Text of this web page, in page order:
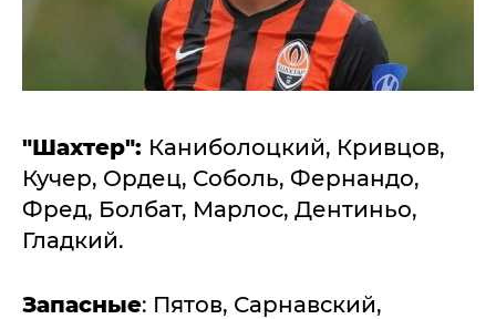
"Шахтер": Каниболоцкий, Кривцов,
Кучер, Ордец, Соболь, Фернандо,
Фред, Болбат, Марлос, Дентиньо,
Гладкий.
Запасные: Пятов, Сарнавский,